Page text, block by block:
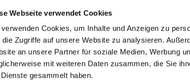
Webseite verwendet Cookies
Cookies, um Inhalte und Anzeigen zu
die Zugriffe auf unsere Website zu analysieren.
an unsere Partner für soziale Medien, Werbung
mit weiteren Daten zusammen, die Sie
gesammelt haben.
SÜDLICHE ELEGANZ TRIFFT AUF